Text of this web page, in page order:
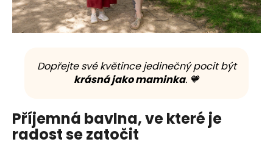
Dopřejte své květince jedinečný pocit být
krásná jako maminka. 🧡
Příjemná bavlna, ve které je
radost se zatočit